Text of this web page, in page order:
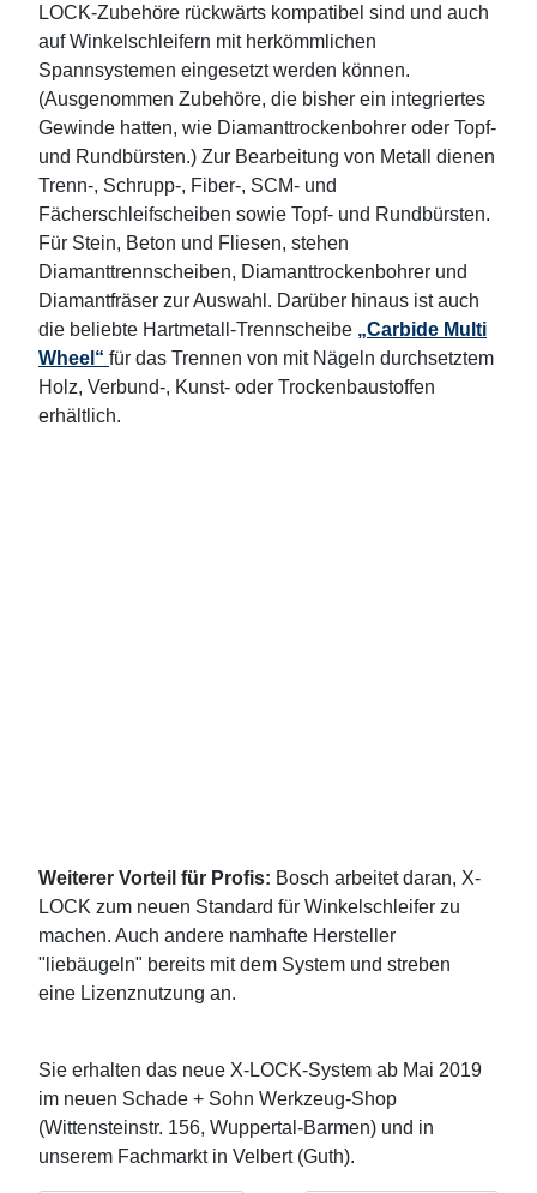
LOCK-Zubehöre rückwärts kompatibel sind und auch
auf Winkelschleifern mit herkömmlichen
Spannsystemen eingesetzt werden können.
(Ausgenommen Zubehöre, die bisher ein integriertes
Gewinde hatten, wie Diamanttrockenbohrer oder Topf-
und Rundbürsten.) Zur Bearbeitung von Metall dienen
Trenn-, Schrupp-, Fiber-, SCM- und
Fächerschleifscheiben sowie Topf- und Rundbürsten.
Für Stein, Beton und Fliesen, stehen
Diamanttrennscheiben, Diamanttrockenbohrer und
Diamantfräser zur Auswahl. Darüber hinaus ist auch
die beliebte Hartmetall-Trennscheibe „Carbide Multi
Wheel“ für das Trennen von mit Nägeln durchsetztem
Holz, Verbund-, Kunst- oder Trockenbaustoffen
erhältlich.
Weiterer Vorteil für Profis: Bosch arbeitet daran, X-
LOCK zum neuen Standard für Winkelschleifer zu
machen. Auch andere namhafte Hersteller
"liebäugeln" bereits mit dem System und streben
eine Lizenznutzung an.
Sie erhalten das neue X-LOCK-System ab Mai 2019
im neuen Schade + Sohn Werkzeug-Shop
(Wittensteinstr. 156, Wuppertal-Barmen) und in
unserem Fachmarkt in Velbert (Guth).